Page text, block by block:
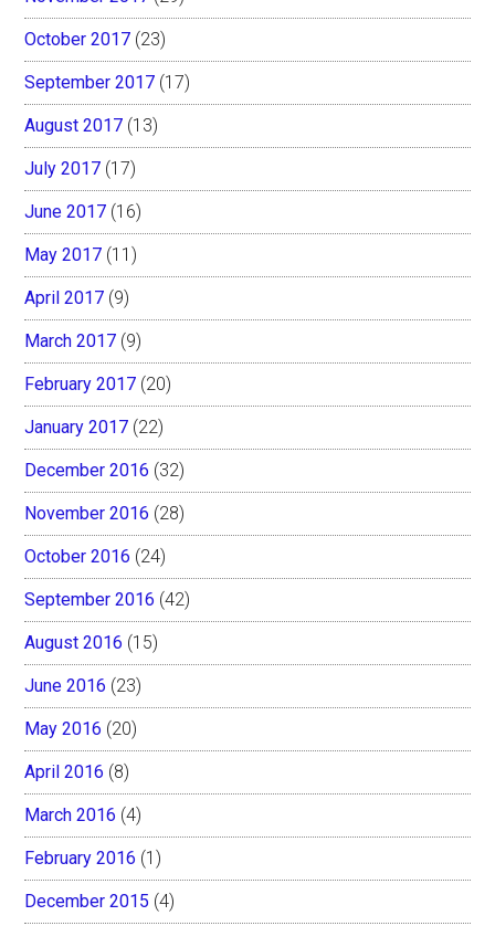
October 2017 (23)
September 2017 (17)
August 2017 (13)
July 2017 (17)
June 2017 (16)
May 2017 (11)
April 2017 (9)
March 2017 (9)
February 2017 (20)
January 2017 (22)
December 2016 (32)
November 2016 (28)
October 2016 (24)
September 2016 (42)
August 2016 (15)
June 2016 (23)
May 2016 (20)
April 2016 (8)
March 2016 (4)
February 2016 (1)
December 2015 (4)